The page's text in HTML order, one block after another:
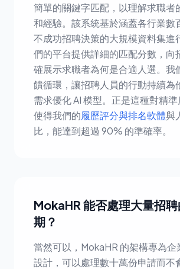
簡單的關鍵字匹配，以理解求職者
和經驗。該系統基於涵蓋各行業數
不成功招聘決策的大規模資料集進
們的平台提供詳細的匹配分數，向
確展示求職者為何是合適人選。我
饋循環，讓招聘人員的行動持續為
需求優化 AI 模型。正是這種對精準
使得我們的履歷評分與排名軟體與
比，能達到超過 90% 的準確率。
MokaHR 能否處理大量招
期？
當然可以，MokaHR 的架構專為企
設計，可以處理數十萬份申請而不